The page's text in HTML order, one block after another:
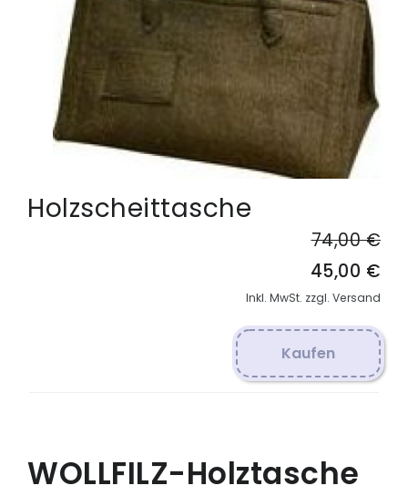
Holzscheittasche
74,00 €
45,00 €
Inkl. MwSt. zzgl. Versand
Kaufen
WOLLFILZ-Holztasche